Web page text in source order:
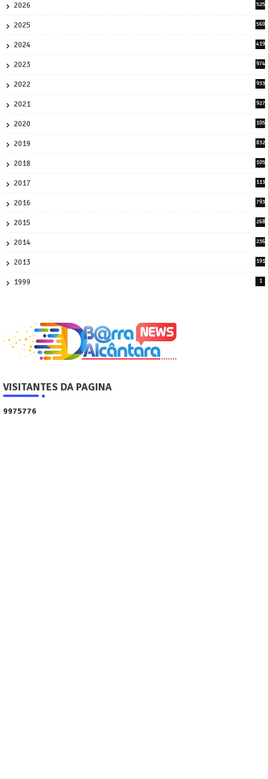
2026
525
2025
560
2024
419
2023
974
2022
933
2021
927
2020
105
2019
832
2018
105
2017
113
2016
793
2015
268
2014
236
2013
191
1999 1
VISITANTES DA PAGINA
9975776